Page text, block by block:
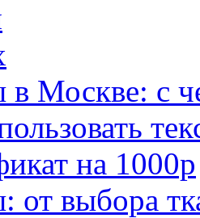
Москве: с
на 1000р
от выбора